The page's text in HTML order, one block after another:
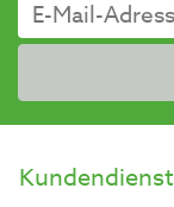
Kundendienst